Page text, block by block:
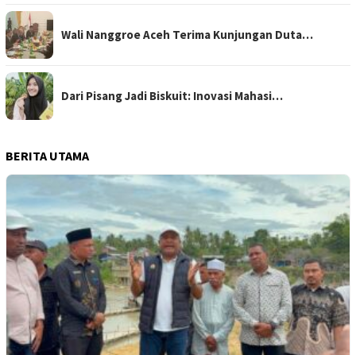
Wali Nanggroe Aceh Terima Kunjungan Duta…
Dari Pisang Jadi Biskuit: Inovasi Mahasi…
BERITA UTAMA